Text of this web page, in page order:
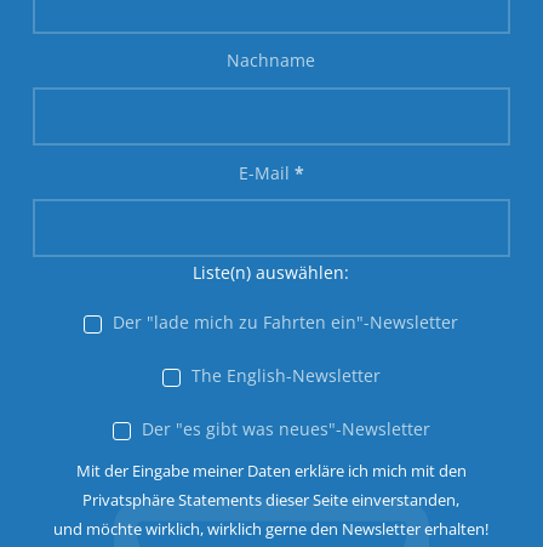
Nachname
E-Mail *
Liste(n) auswählen:
Der "lade mich zu Fahrten ein"-Newsletter
The English-Newsletter
Der "es gibt was neues"-Newsletter
Mit der Eingabe meiner Daten erkläre ich mich mit den
Privatsphäre Statements dieser Seite einverstanden,
und möchte wirklich, wirklich gerne den Newsletter erhalten!